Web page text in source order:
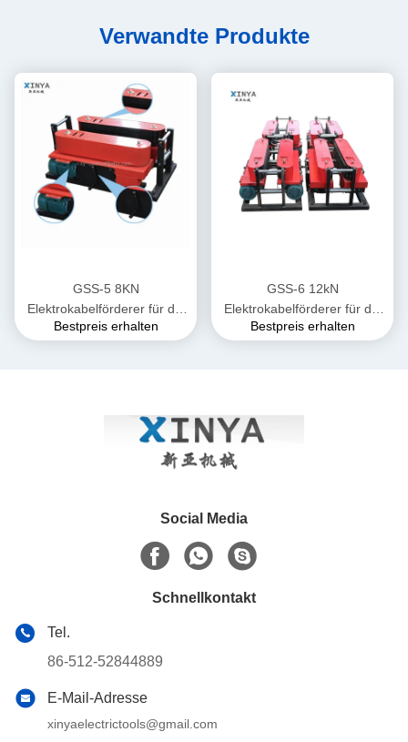
Verwandte Produkte
GSS-5 8KN
Elektrokabelförderer für die
unterirdische Verlegung von
Bestpreis erhalten
GSS-6 12kN
Elektrokabelförderer für die
unterirdische Verlegung von
Bestpreis erhalten
Social Media
Schnellkontakt
Tel.
86-512-52844889
E-Mail-Adresse
xinyaelectrictools@gmail.com